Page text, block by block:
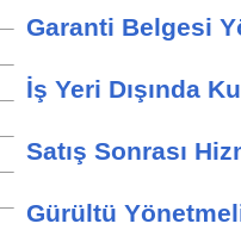
Garanti Belgesi
İş Yeri Dışında
Satış Sonrası
Gürültü